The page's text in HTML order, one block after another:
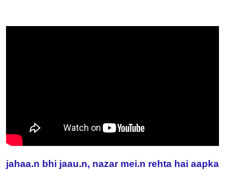
jahaa.n bhi jaau.n, nazar mei.n rehta hai aapka